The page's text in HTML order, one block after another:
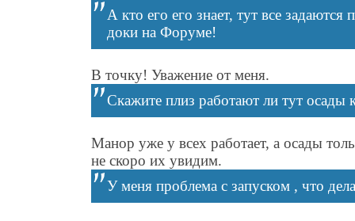
А кто его его знает, тут все
доки на Форуме!
В точку! Уважение от меня.
Скажите плиз работают ли тут осады
Манор уже у всех работает, а осады
не скоро их увидим.
У меня проблема с запуском , что